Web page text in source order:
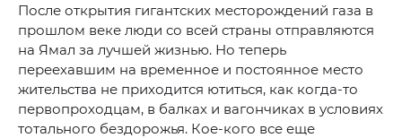
После открытия гигантских месторождений газа в
прошлом веке люди со всей страны отправляются
на Ямал за лучшей жизнью. Но теперь
переехавшим на временное и постоянное место
жительства не приходится ютиться, как когда-то
первопроходцам, в балках и вагончиках в условиях
тотального бездорожья. Кое-кого все еще